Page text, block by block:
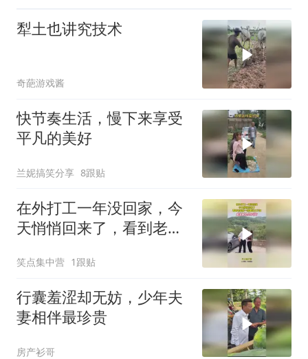
犁土也讲究技术
奇葩游戏酱
快节奏生活，慢下来享受
平凡的美好
兰妮搞笑分享 8跟贴
在外打工一年没回家，今
天悄悄回来了，看到老婆
笑点集中营 1跟贴
行囊羞涩却无妨，少年夫
妻相伴最珍贵
房产衫哥